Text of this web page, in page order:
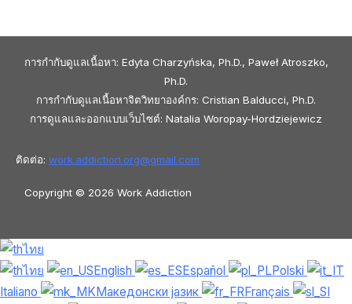
การกำกับดูแลเนื้อหา: Edyta Charzyńska, Ph.D., Paweł Atroszko,
Ph.D.
การกำกับดูแลเนื้อหาจิตวิทยาองค์กร: Cristian Balducci, Ph.D.
การดูแลและออกแบบเว็บไซต์: Natalia Woropay-Hordziejewicz
ติดต่อ: work.addiction.org@gmail.com
Copyright © 2026 Work Addiction
ไทย
ไทย
English Español
Polski
Italiano
Македонски јазик
Français